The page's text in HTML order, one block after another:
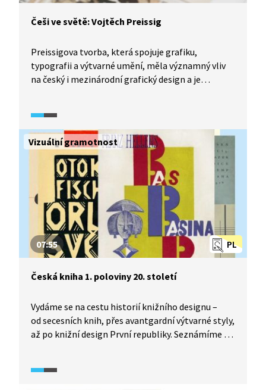
Češi ve světě: Vojtěch Preissig
Preissigova tvorba, která spojuje grafiku,
typografii a výtvarné umění, měla významný vliv
na český i mezinárodní grafický design a je
včetně písma, které ovlivnily vzhled české knižní
kultury.
Vizuální gramotnost
PL
07:55
Česká kniha 1. poloviny 20. století
Vydáme se na cestu historií knižního designu –
od secesních knih, přes avantgardní výtvarné styly,
až po knižní design První republiky. Seznámíme se